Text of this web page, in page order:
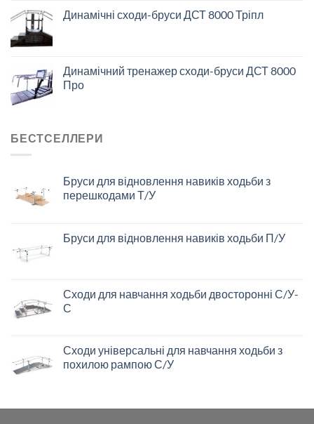
Динамічні сходи-бруси ДСТ 8000 Тріпл
Динамічний тренажер сходи-бруси ДСТ 8000
Про
БЕСТСЕЛЛЕРИ
Бруси для відновлення навиків ходьби з
перешкодами Т/У
Бруси для відновлення навиків ходьби П/У
Сходи для навчання ходьби двосторонні С/У-
С
Сходи універсальні для навчання ходьби з
похилою рампою С/У